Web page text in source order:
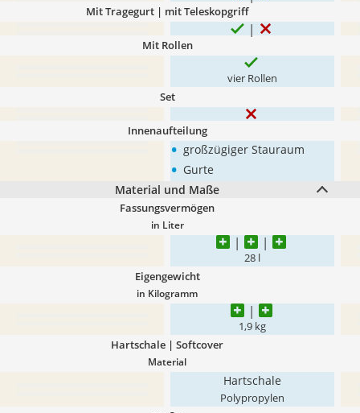
Mit Tragegurt | mit Teleskopgriff
Mit Rollen
vier Rollen
Set
Innenaufteilung
• großzügiger Stauraum
• Gurte
Material und Maße
Fassungsvermögen
in Liter
28 l
Eigengewicht
in Kilogramm
1,9 kg
Hartschale | Softcover
Material
Hartschale
Polypropylen